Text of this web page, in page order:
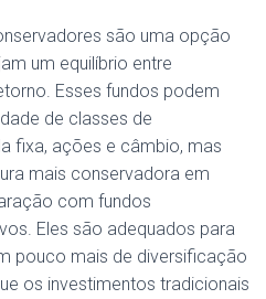
são uma opção
um equilíbrio entre
Esses fundos podem
de classes de
fixa, ações e câmbio, mas
mais conservadora em
com fundos
Eles são adequados para
pouco mais de diversificação
os investimentos tradicionais